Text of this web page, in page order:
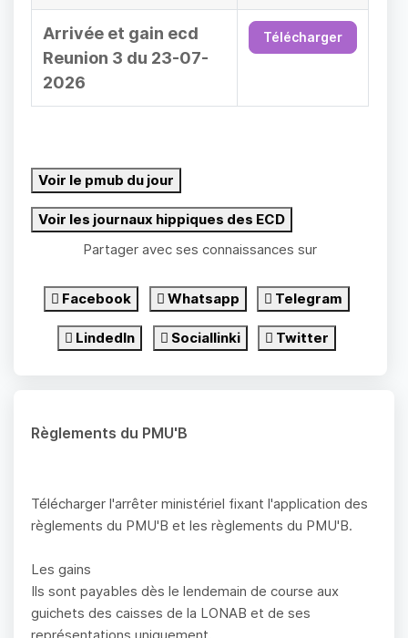
Arrivée et gain ecd
Reunion 3 du 23-07-
2026
Télécharger
Voir le pmub du jour
Voir les journaux hippiques des ECD
Partager avec ses connaissances sur
Facebook Whatsapp Telegram
LindedIn Sociallinki Twitter
Règlements du PMU'B
Télécharger l'arrêter ministériel fixant l'application des
règlements du PMU'B et les règlements du PMU'B.
Les gains
Ils sont payables dès le lendemain de course aux
guichets des caisses de la LONAB et de ses